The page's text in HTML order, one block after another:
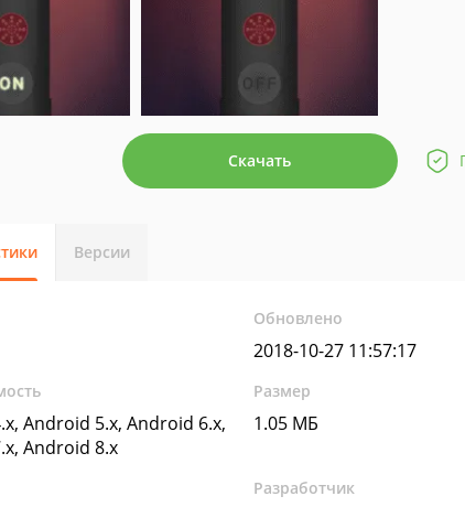
Скачать
Версии
Обновлено
2018-10-27 11:57:17
Android 5.x, Android 6.x,
Android 8.x
Размер
1.05 МБ
Разработчик